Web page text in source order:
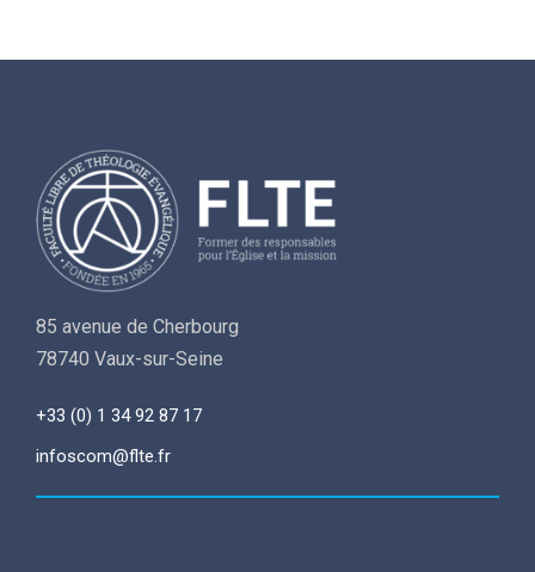
85 avenue de Cherbourg
78740 Vaux-sur-Seine
+33 (0) 1 34 92 87 17
infoscom@flte.fr